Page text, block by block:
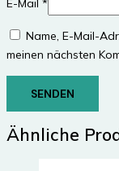
E-Mail *
Name, E-Mail-
meinen nächsten
Ähnliche